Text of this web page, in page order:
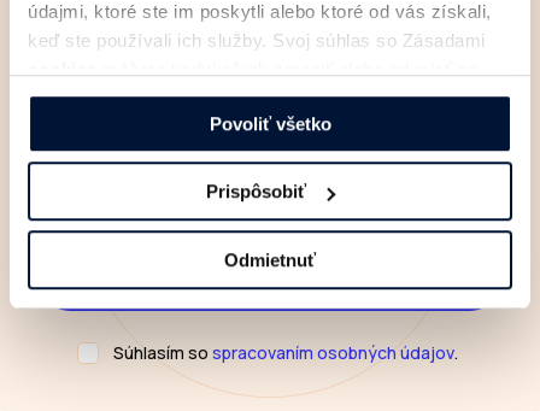
údajmi, ktoré ste im poskytli alebo ktoré od vás získali,
keď ste používali ich služby. Svoj súhlas so Zásadami
našej webovej stránke.
Povoliť všetko
Prispôsobiť
Odmietnuť
Newsletter
Čerstvé informáciezo
sveta digitálnej reklamy
Súhlasím sospracovaním osobných údajov.